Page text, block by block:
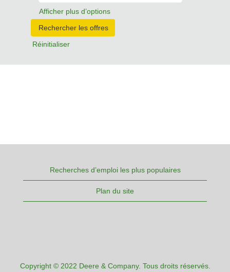
Afficher plus d’options
Réinitialiser
Recherches d’emploi les plus populaires
Plan du site
Copyright © 2022 Deere & Company. Tous droits réservés.